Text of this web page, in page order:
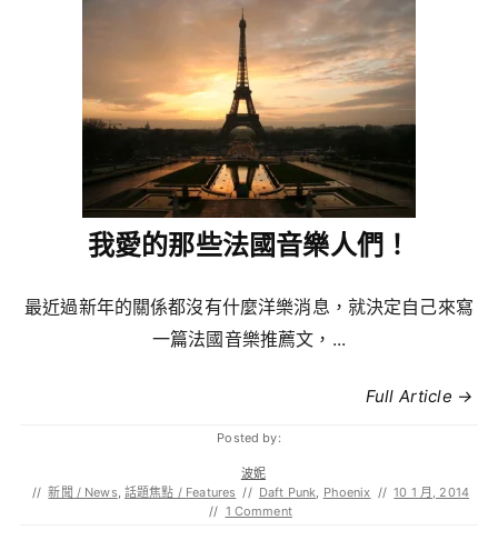
我愛的那些法國音樂人們！
最近過新年的關係都沒有什麼洋樂消息，就決定自己來寫
一篇法國音樂推薦文，...
Full Article →
Posted by:
波妮
// 新聞 / News,話題焦點 / Features // Daft Punk, Phoenix // 10 1 月, 2014
// 1 Comment